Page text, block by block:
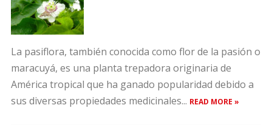
La pasiflora, también conocida como flor de la pasión o
maracuyá, es una planta trepadora originaria de
América tropical que ha ganado popularidad debido a
sus diversas propiedades medicinales... READ MORE »